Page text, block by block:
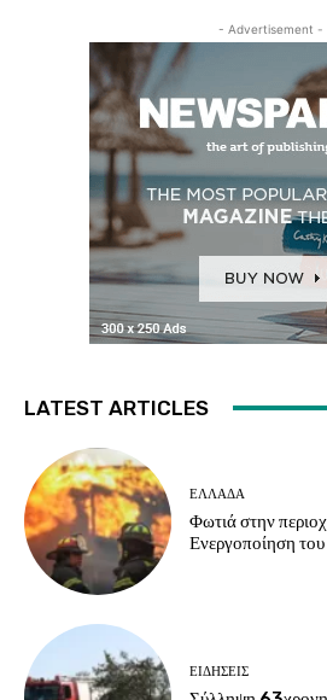
- Advertisement -
LATEST ARTICLES
ΕΛΛΑΔΑ
Φωτιά στην
Ενεργοποίηση
ΕΙΔΗΣΕΙΣ